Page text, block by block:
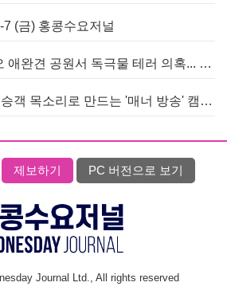
(금) 홍콩수요저널
[홍콩안전] 정관오 애완견 공원서 독극물 테러 의혹... 홍콩 경찰 수사 착수
[홍콩생활] MTR, 승객 목소리로 만드는 '매너 방송' 캠페인 시작
제보하기 PC 버전으로 보기
Journal Ltd., All rights reserved